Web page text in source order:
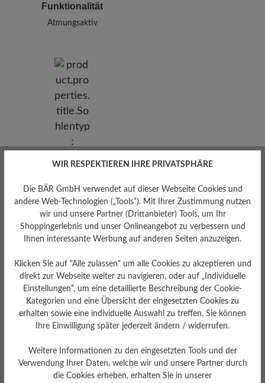
Funktionalität
Atmungsaktiv
Endurance-Sohle aus PU-
Gummi
Bewertungen lesen
WIR RESPEKTIEREN IHRE PRIVATSPHÄRE
Die BÄR GmbH verwendet auf dieser Webseite Cookies und
andere Web-Technologien („Tools“). Mit Ihrer Zustimmung nutzen
wir und unsere Partner (Drittanbieter) Tools, um Ihr
Shoppingerlebnis und unser Onlineangebot zu verbessern und
Ihnen interessante Werbung auf anderen Seiten anzuzeigen.
Klicken Sie auf "Alle zulassen" um alle Cookies zu akzeptieren und
direkt zur Webseite weiter zu navigieren, oder auf „Individuelle
Einstellungen“, um eine detaillierte Beschreibung der Cookie-
Kategorien und eine Übersicht der eingesetzten Cookies zu
erhalten sowie eine individuelle Auswahl zu treffen. Sie können
Ihre Einwilligung später jederzeit ändern / widerrufen.
Weitere Informationen zu den eingesetzten Tools und der
Verwendung Ihrer Daten, welche wir und unsere Partner durch
die Cookies erheben, erhalten Sie in unserer